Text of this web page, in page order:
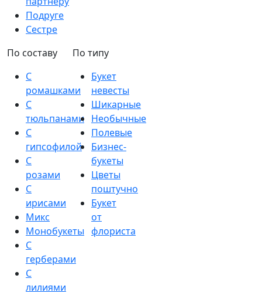
Подруге
Сестре
По составу
С
ромашками
С
тюльпанами
С
гипсофилой
С
розами
С
ирисами
Микс
Монобукеты
С
герберами
С
лилиями
По типу
Букет
невесты
Шикарные
Необычные
Полевые
Бизнес-
букеты
Цветы
поштучно
Букет
от
флориста